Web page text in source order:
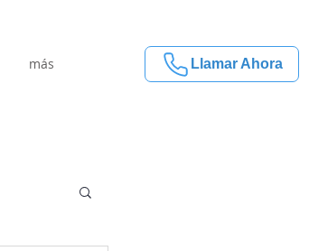
más Llamar Ahora